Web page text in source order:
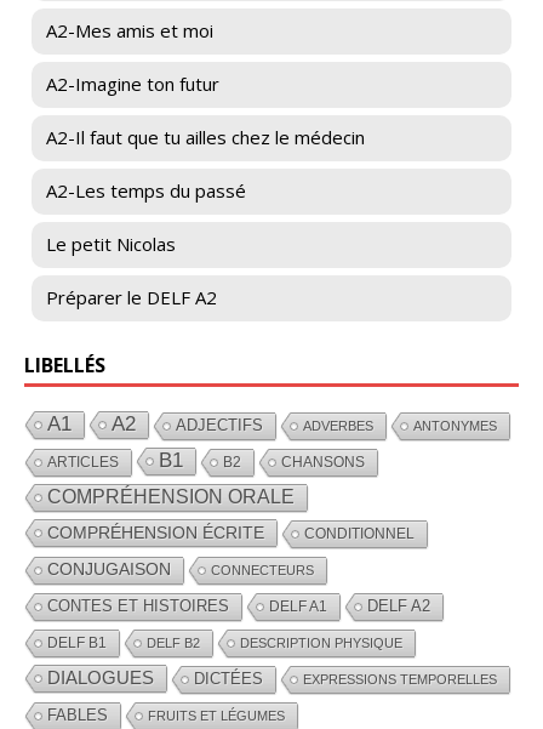
A2-Mes amis et moi
A2-Imagine ton futur
A2-Il faut que tu ailles chez le médecin
A2-Les temps du passé
Le petit Nicolas
Préparer le DELF A2
LIBELLÉS
A1 A2 ADJECTIFS ADVERBES ANTONYMES
ARTICLES B1 B2 CHANSONS
COMPRÉHENSION ORALE
COMPRÉHENSION ÉCRITE CONDITIONNEL
CONJUGAISON CONNECTEURS
CONTES ET HISTOIRES DELF A1 DELF A2
DELF B1 DELF B2 DESCRIPTION PHYSIQUE
DIALOGUES DICTÉES EXPRESSIONS TEMPORELLES
FABLES FRUITS ET LÉGUMES